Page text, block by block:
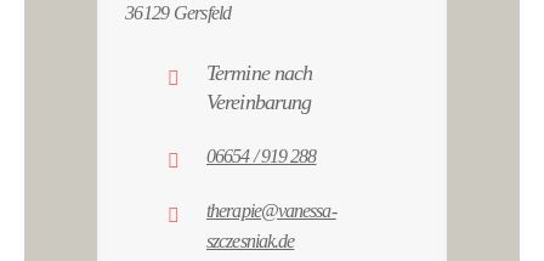
36129 Gersfeld
Termine nach
Vereinbarung
06654 / 919 288
therapie@vanessa-
szczesniak.de